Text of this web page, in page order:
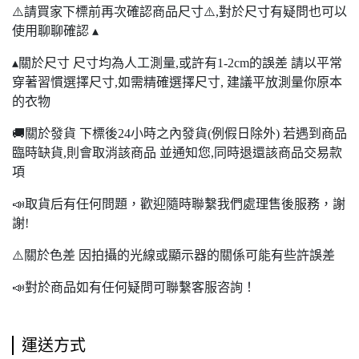
⚠️請買家下標前再次確認商品尺寸⚠️,對於尺寸有疑問也可以
使用聊聊確認 ▴
▴關於尺寸 尺寸均為人工測量,或許有1-2cm的誤差 請以平常
穿著習慣選擇尺寸,如需精確選擇尺寸, 建議平放測量你原本
的衣物
🚚關於發貨 下標後24小時之內發貨(例假日除外) 若遇到商品
臨時缺貨,則會取消該商品 並通知您,同時退還該商品交易款
項
📣取貨后有任何問題，歡迎隨時聯繫我們處理售後服務，謝
謝!
⚠️關於色差 因拍攝的光線或顯示器的關係可能有些許誤差
📣對於商品如有任何疑問可聯繫客服咨詢！
運送方式